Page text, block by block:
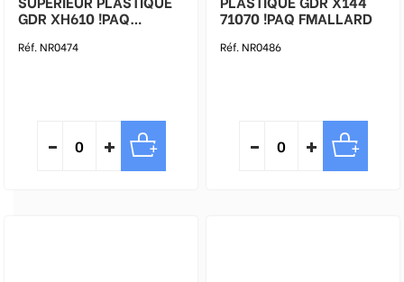
GDR XH610 !PAQ
Réf. NR0474
71070 !PAQ FMALLARD
Réf. NR0486